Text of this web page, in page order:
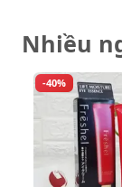
Nhiều
-40%